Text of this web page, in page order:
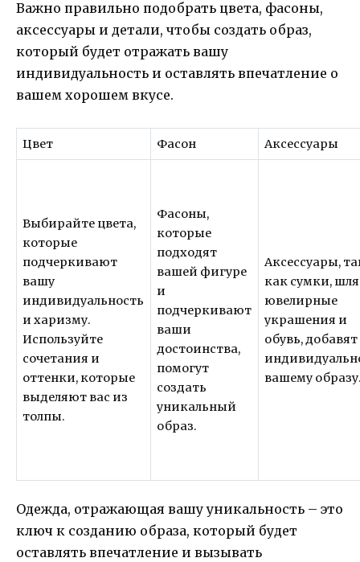
Важно правильно подобрать цвета, фасоны,
аксессуары и детали, чтобы создать образ,
который будет отражать вашу
индивидуальность и оставлять впечатление о
вашем хорошем вкусе.
Цвет Фасон Аксессуары
Выбирайте цвета,
которые
подчеркивают
вашу
индивидуальность
и харизму.
Используйте
сочетания и
оттенки, которые
выделяют вас из
толпы.
Фасоны,
которые
подходят
вашей фигуре
и
подчеркивают
ваши
достоинства,
помогут
создать
уникальный
образ.
Аксессуары,
как сумки,
ювелирные
украшения и
обувь, добавят
вашему
Одежда, отражающая вашу уникальность – это
ключ к созданию образа, который будет
оставлять впечатление и вызывать